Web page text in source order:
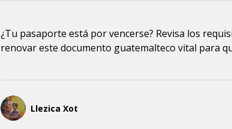
¿Tu pasaporte está por vencerse? Revisa los
renovar este documento guatemalteco vital para
Llezica Xot